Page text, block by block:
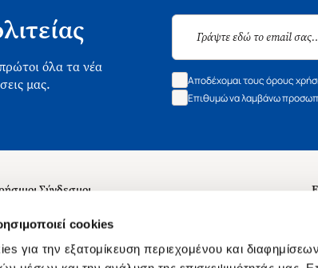
cookies
για την εξατομίκευση περιεχομένου και
όλα τα νέα
μας.
Αποδέχομαι τους όρους
Επιθυμώ να λαμβάνω
Σύνδεσμοι
με εμάς
Εργασίας